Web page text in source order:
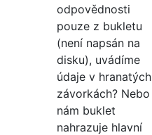
odpovědnosti
pouze z bukletu
(není napsán na
disku), uvádíme
údaje v hranatých
závorkách? Nebo
nám buklet
nahrazuje hlavní